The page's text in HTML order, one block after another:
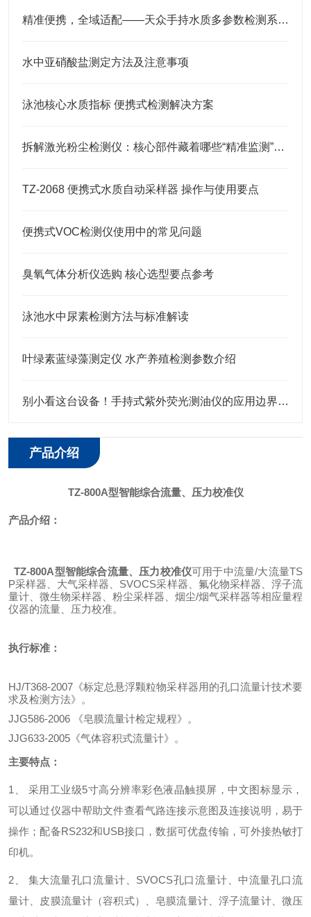
精准便携，全域适配——天众手持水质多参数检测系统技术解析
水中亚硝酸盐测定方法及注意事项
泳池核心水质指标 便携式检测解决方案
拆解激光粉尘检测仪：核心部件藏着哪些“精准监测”的密码？
TZ-2068 便携式水质自动采样器 操作与使用要点
便携式VOC检测仪使用中的常见问题
臭氧气体分析仪选购 核心选型要点参考
泳池水中尿素检测方法与标准解读
叶绿素蓝绿藻测定仪 水产养殖检测参数介绍
别小看这台设备！手持式紫外荧光测油仪的应用边界，远超你想象
产品介绍
TZ-800A型智能综合流量、压力校准仪
产品介绍：
TZ-800A型智能综合流量、压力校准仪可用于中流量/大流量TS
P采样器、大气采样器、SVOCS采样器、氟化物采样器、浮子流
量计、微生物采样器、粉尘采样器、烟尘/烟气采样器等相应量程
仪器的流量、压力校准。
执行标准：
HJ/T368-2007《标定总悬浮颗粒物采样器用的孔口流量计技术要
求及检测方法》。
JJG586-2006 《皂膜流量计检定规程》。
JJG633-2005《气体容积式流量计》。
主要特点：
1、 采用工业级5寸高分辨率彩色液晶触摸屏，中文图标显示，
可以通过仪器中帮助文件查看气路连接示意图及连接说明，易于
操作；配备RS232和USB接口，数据可优盘传输，可外接热敏打
印机。
2、 集大流量孔口流量计、SVOCS孔口流量计、中流量孔口流
量计、皮膜流量计（容积式）、皂膜流量计、浮子流量计、微压